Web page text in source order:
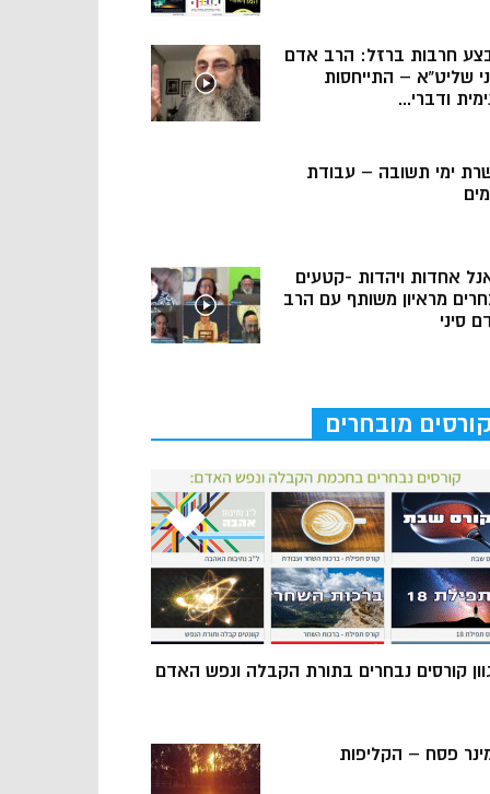
חרבות ברזל: הרב אדם
שליט”א – התייחסות
ודברי...
ימי תשובה – עבודת
אחדות ויהדות -קטעים
מראיון משותף עם הרב
סיני
קורסים מובחרים
קורסים נבחרים בתורת הקבלה ונפש האדם
פסח – הקליפות